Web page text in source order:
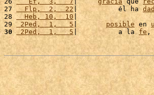
27
  Flp,  2,  22
|          él ha
28
  Heb, 10,  10
29 2Ped,  1,   5 | posible en
30
2Ped,  1,   5|          a la fe,